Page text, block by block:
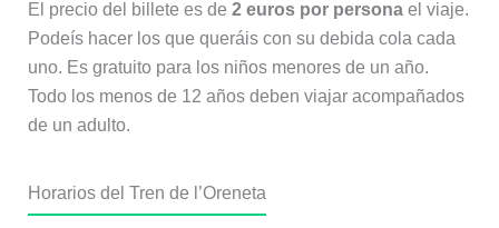
El precio del billete es de 2 euros por personael viaje.
Podeís hacer los que queráis con su debida cola cada
uno. Es gratuito para los niños menores de un año.
Todo los menos de 12 años deben viajar acompañados
de un adulto.
Horarios del Tren de l’Oreneta